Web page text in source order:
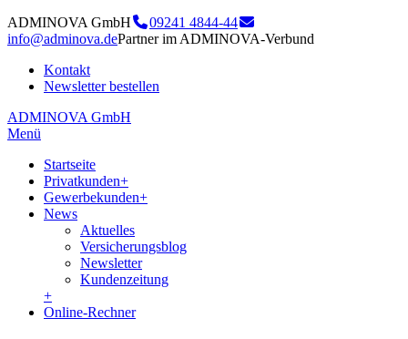
ADMINOVA GmbH
09241 4844-44
info@adminova.dePartner im ADMINOVA-Verbund
Kontakt
Newsletter bestellen
ADMINOVA GmbH
Menü
Startseite
Privatkunden+
Gewerbekunden+
News
Aktuelles
Versicherungsblog
Newsletter
Kundenzeitung
+
Online-Rechner